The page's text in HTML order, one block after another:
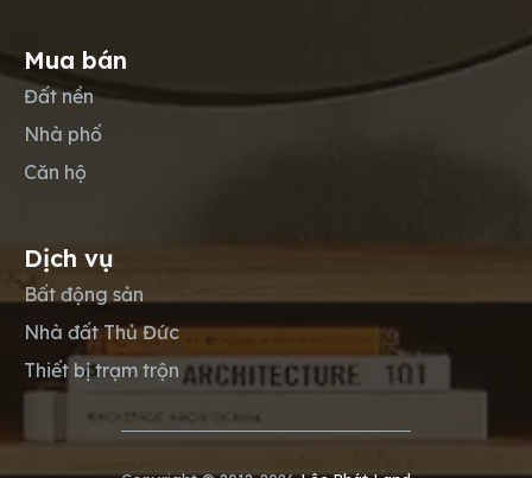
Mua bán
Đất nền
Nhà phố
Căn hộ
Dịch vụ
Bất động sản
Nhà đất Thủ Đức
Thiết bị trạm trộn